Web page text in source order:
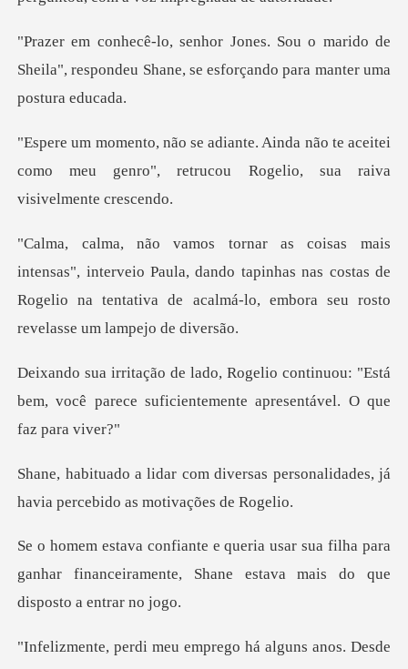
marido de
Sheila", respondeu Shane, se es
não te aceitei
como meu genro", retrucou R
veio Paula, dando tapinhas nas costas de
Rogelio na tentativa d
ntinuou: "Está
bem, você parece suficiente
rsas personalidades, já
havia per
a filha para
ganhar financeiramente, Shane e